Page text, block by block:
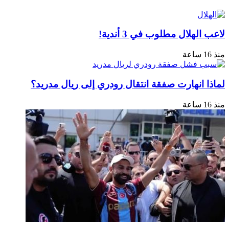
لاعب الهلال مطلوب في 3 أندية!
منذ 16 ساعة
لماذا انهارت صفقة انتقال رودري إلى ريال مدريد؟
منذ 16 ساعة